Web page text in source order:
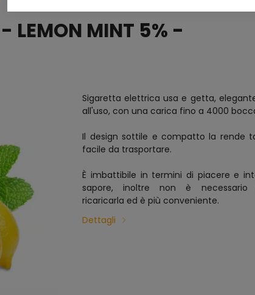
LEMON MINT 5% -
Sigaretta elettrica usa e getta,
all'uso, con una carica fino a 4000
Il design sottile e compatto la rende
facile da trasportare.
È imbattibile in termini di piacere e
sapore, inoltre non è necessario
ricaricarla ed è più conveniente.
Dettagli